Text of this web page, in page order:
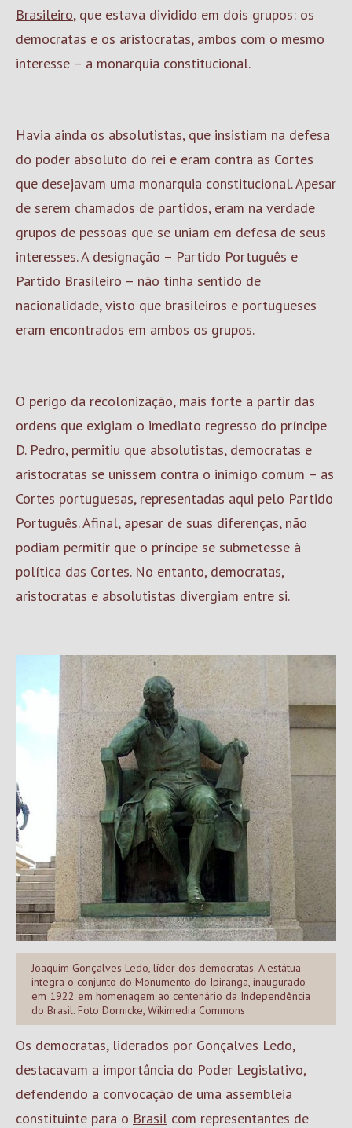
Brasileiro, que estava dividido em dois grupos: os
democratas e os aristocratas, ambos com o mesmo
interesse – a monarquia constitucional.
Havia ainda os absolutistas, que insistiam na defesa
do poder absoluto do rei e eram contra as Cortes
que desejavam uma monarquia constitucional. Apesar
de serem chamados de partidos, eram na verdade
grupos de pessoas que se uniam em defesa de seus
interesses. A designação – Partido Português e
Partido Brasileiro – não tinha sentido de
nacionalidade, visto que brasileiros e portugueses
eram encontrados em ambos os grupos.
O perigo da recolonização, mais forte a partir das
ordens que exigiam o imediato regresso do príncipe
D. Pedro, permitiu que absolutistas, democratas e
aristocratas se unissem contra o inimigo comum – as
Cortes portuguesas, representadas aqui pelo Partido
Português. Afinal, apesar de suas diferenças, não
podiam permitir que o príncipe se submetesse à
política das Cortes. No entanto, democratas,
aristocratas e absolutistas divergiam entre si.
Joaquim Gonçalves Ledo, líder dos democratas. A estátua
integra o conjunto do Monumento do Ipiranga, inaugurado
em 1922 em homenagem ao centenário da Independência
do Brasil. Foto Dornicke, Wikimedia Commons
Os democratas, liderados por Gonçalves Ledo,
destacavam a importância do Poder Legislativo,
defendendo a convocação de uma assembleia
constituinte para o Brasil com representantes de